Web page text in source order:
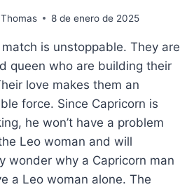
8 de enero de 2025
is unstoppable. They are
queen who are building their
love makes them an
force. Since Capricorn is
he won’t have a problem
Leo woman and will
wonder why a Capricorn man
a Leo woman alone. The